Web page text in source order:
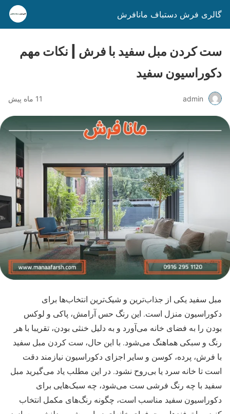
گالری فرش دستباف مانافرش
ست کردن مبل سفید با فرش | نکات مهم
دکوراسیون سفید
admin 11 ماه پیش
مبل سفید یکی از جذاب‌ترین و شیک‌ترین انتخاب‌ها برای
دکوراسیون منزل است. این رنگ حس آرامش، پاکی و لوکس
بودن را به فضای خانه می‌آورد و به دلیل خنثی بودن، تقریبا با هر
رنگ و سبکی هماهنگ می‌شود. با این حال، ست کردن مبل سفید
با فرش، پرده، کوسن و سایر اجزای دکوراسیون نیازمند دقت
است تا خانه سرد یا بی‌روح نشود. در این مطلب یاد می‌گیرید مبل
سفید با چه رنگ فرشی ست می‌شود، چه سبک‌هایی برای
دکوراسیون سفید مناسب است، چگونه رنگ‌های مکمل انتخاب